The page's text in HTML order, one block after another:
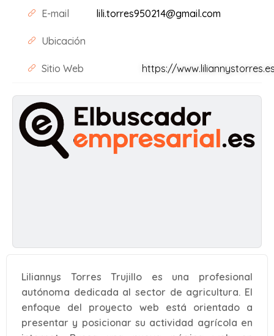
E-mail lili.torres950214@gmail.com
Ubicación
Sitio Web https://
Liliannys Torres Trujillo es una profesional
autónoma dedicada al sector de agricultura. El
enfoque del proyecto web está orientado a
presentar y posicionar su actividad agrícola en